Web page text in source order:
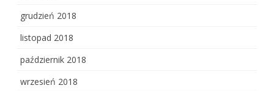
grudzień 2018
listopad 2018
październik 2018
wrzesień 2018